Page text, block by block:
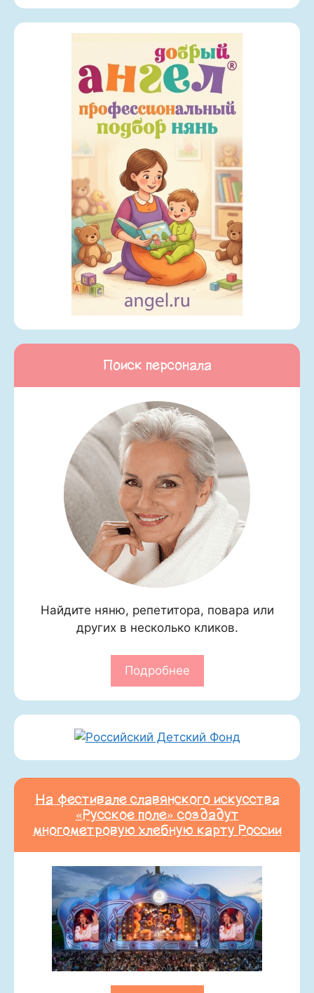
Поиск персонала
Найдите няню, репетитора, повара или
других в несколько кликов.
Подробнее
На фестивале славянского искусства
«Русское поле» создадут
многометровую хлебную карту России